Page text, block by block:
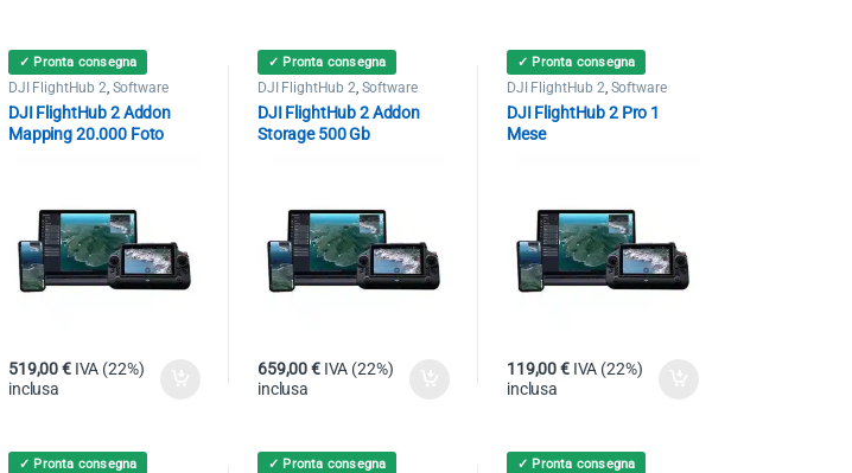
✓ Pronta consegna
DJI FlightHub 2, Software
DJI FlightHub 2 Addon
Mapping 20.000 Foto
519,00€ IVA (22%)
inclusa
✓ Pronta consegna
DJI FlightHub 2, Software
DJI FlightHub 2 Addon
Storage 500 Gb
659,00€ IVA (22%)
inclusa
✓ Pronta consegna
DJI FlightHub 2, Software
DJI FlightHub 2 Pro 1
Mese
119,00€ IVA (22%)
inclusa
✓ Pronta consegna ✓ Pronta consegna ✓ Pronta consegna